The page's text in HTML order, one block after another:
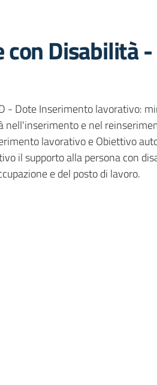
con Disabilità
- Dote Inserimento lavorativo:
nell'inserimento e nel
lavorativo e Obiettivo
il supporto alla persona con
e del posto di lavoro.